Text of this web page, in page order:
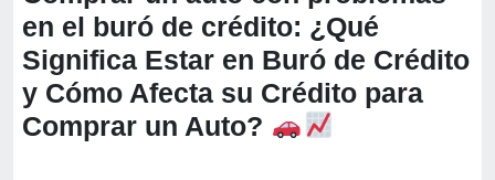
en el buró de crédito: ¿Qué
Significa Estar en Buró de Crédito
y Cómo Afecta su Crédito para
Comprar un Auto?